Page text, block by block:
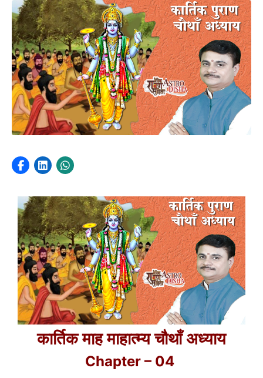
कार्तिक माह माहात्म्य चौथाँ अध्याय
Chapter – 04